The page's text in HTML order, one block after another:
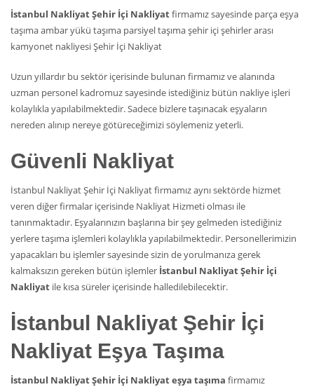
İstanbul Nakliyat Şehir İçi Nakliyatfirmamız sayesinde parça eşya
taşıma ambar yükü taşıma parsiyel taşıma şehir içi şehirler arası
kamyonet nakliyesi Şehir İçi Nakliyat
Uzun yıllardır bu sektör içerisinde bulunan firmamız ve alanında
uzman personel kadromuz sayesinde istediğiniz bütün nakliye işleri
kolaylıkla yapılabilmektedir. Sadece bizlere taşınacak eşyaların
nereden alınıp nereye götüreceğimizi söylemeniz yeterli.
Güvenli Nakliyat
İstanbul Nakliyat Şehir İçi Nakliyat firmamız aynı sektörde hizmet
veren diğer firmalar içerisinde Nakliyat Hizmeti olması ile
tanınmaktadır. Eşyalarınızın başlarına bir şey gelmeden istediğiniz
yerlere taşıma işlemleri kolaylıkla yapılabilmektedir. Personellerimizin
yapacakları bu işlemler sayesinde sizin de yorulmanıza gerek
kalmaksızın gereken bütün işlemler İstanbul Nakliyat Şehir İçi
Nakliyat ile kısa süreler içerisinde halledilebilecektir.
İstanbul Nakliyat Şehir İçi
Nakliyat Eşya Taşıma
İstanbul Nakliyat Şehir İçi Nakliyat eşya taşıma firmamız